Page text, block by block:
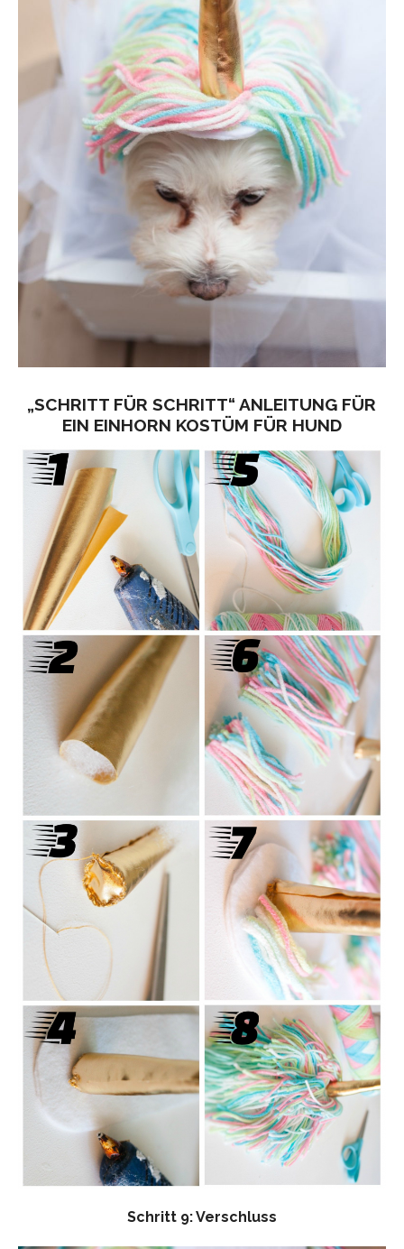
„SCHRITT FÜR SCHRITT“ ANLEITUNG FÜR
EIN EINHORN KOSTÜM FÜR HUND
Schritt 9: Verschluss